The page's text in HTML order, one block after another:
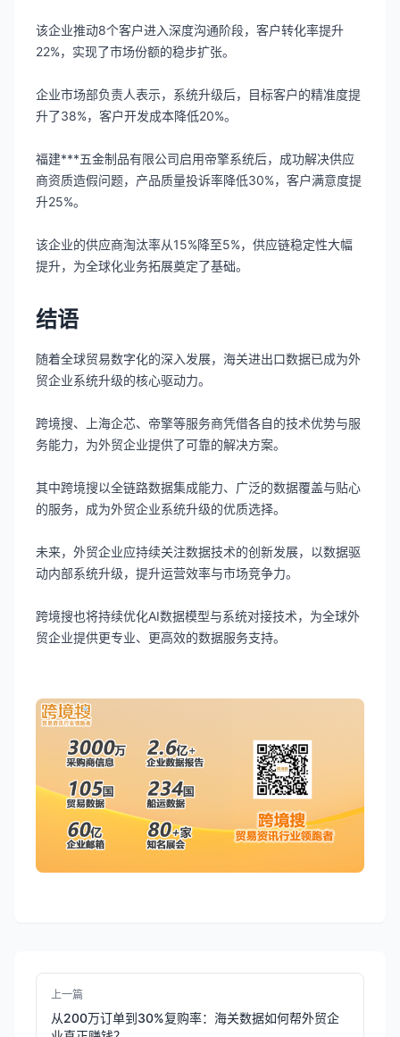
该企业推动8个客户进入深度沟通阶段，客户转化率提升
22%，实现了市场份额的稳步扩张。
企业市场部负责人表示，系统升级后，目标客户的精准度提
升了38%，客户开发成本降低20%。
福建***五金制品有限公司启用帝擎系统后，成功解决供应
商资质造假问题，产品质量投诉率降低30%，客户满意度提
升25%。
该企业的供应商淘汰率从15%降至5%，供应链稳定性大幅
提升，为全球化业务拓展奠定了基础。
结语
随着全球贸易数字化的深入发展，海关进出口数据已成为外
贸企业系统升级的核心驱动力。
跨境搜、上海企芯、帝擎等服务商凭借各自的技术优势与服
务能力，为外贸企业提供了可靠的解决方案。
其中跨境搜以全链路数据集成能力、广泛的数据覆盖与贴心
的服务，成为外贸企业系统升级的优质选择。
未来，外贸企业应持续关注数据技术的创新发展，以数据驱
动内部系统升级，提升运营效率与市场竞争力。
跨境搜也将持续优化AI数据模型与系统对接技术，为全球外
贸企业提供更专业、更高效的数据服务支持。
上一篇
从200万订单到30%复购率：海关数据如何帮外贸企